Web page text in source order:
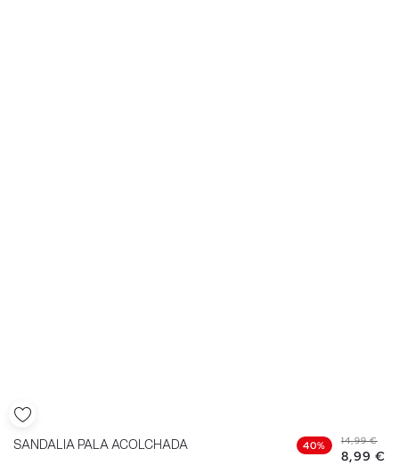
SANDALIA PALA ACOLCHADA 40% 14,99 €
8,99 €